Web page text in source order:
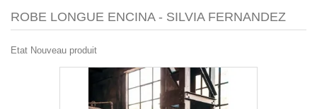
ROBE LONGUE ENCINA - SILVIA FERNANDEZ
Etat Nouveau produit